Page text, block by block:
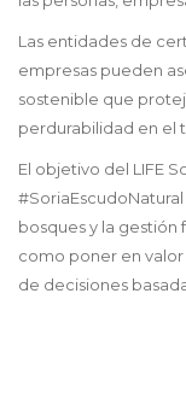
Las entidades de
empresas pueden
sostenible que
perdurabilidad en el
El objetivo del LIFE
bosques y la
como poner en
de decisiones